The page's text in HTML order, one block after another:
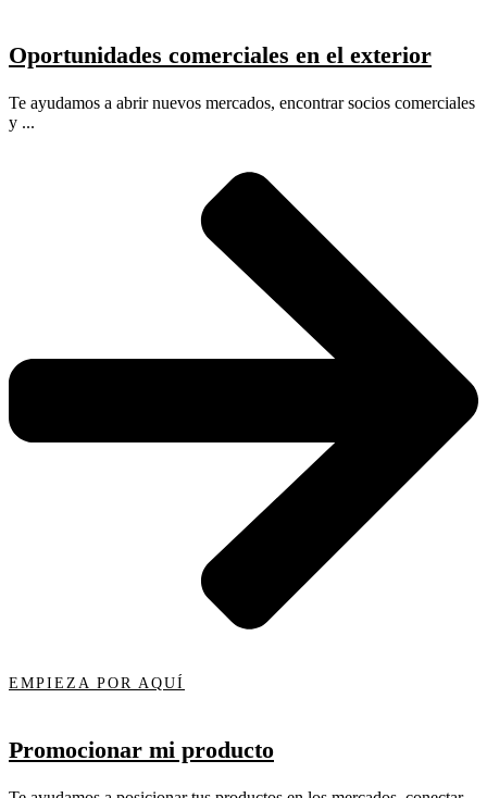
Oportunidades comerciales en el exterior
Te ayudamos a abrir nuevos mercados, encontrar socios comerciales
y ...
EMPIEZA POR AQUÍ
Promocionar mi producto